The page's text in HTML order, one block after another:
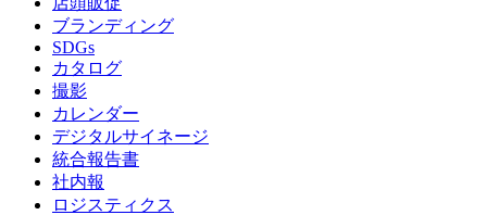
ブランディング
SDGs
カタログ
撮影
カレンダー
デジタルサイネージ
統合報告書
社内報
ロジスティクス